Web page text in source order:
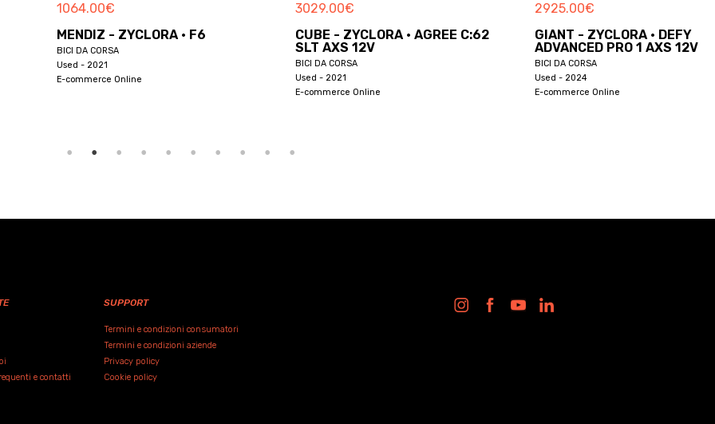
3029.00€
CUBE - ZYCLORA · AGREE C:62
SLT AXS 12V
BICI DA CORSA
Used - 2021
2925.00€
GIANT - ZYCLORA · DEFY
ADVANCED PRO 1 AXS 12V
BICI DA CORSA
Used - 2024
E-commerce Online
2611.00€
BMC - ZYCLORA ·
ROADMACHINE THREE DI2
BICI DA CORSA
Used - 2024
E-commerce Online
e contatti
SUPPORT
Termini e condizioni consumatori
Termini e condizioni aziende
Privacy policy
Cookie policy